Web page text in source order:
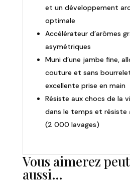
et un développement
optimale
Accélérateur d’arômes
asymétriques
Muni d’une jambe fine,
couture et sans
excellente prise en main
Résiste aux chocs de la
dans le temps et résiste
(2 000 lavages)
Vous aimerez
aussi…